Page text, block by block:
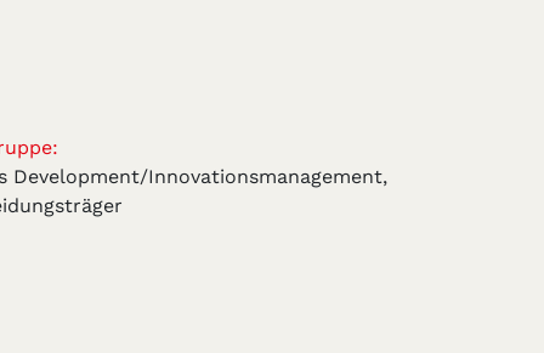
Development/Innovationsmanagement,